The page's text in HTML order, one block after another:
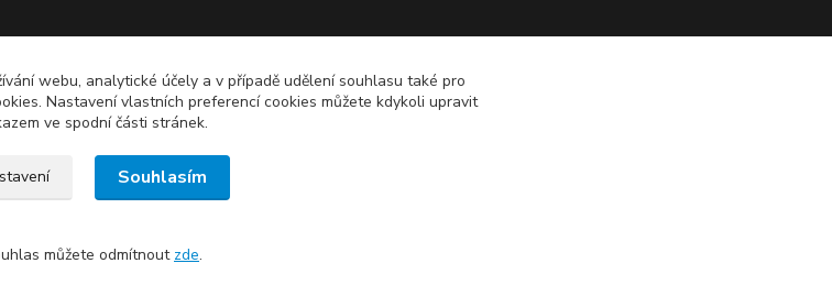
webu, analytické účely a v případě udělení souhlasu také pro
Nastavení vlastních preferencí cookies můžete kdykoli upravit
ve spodní části stránek.
Souhlasím
můžete odmítnout zde.